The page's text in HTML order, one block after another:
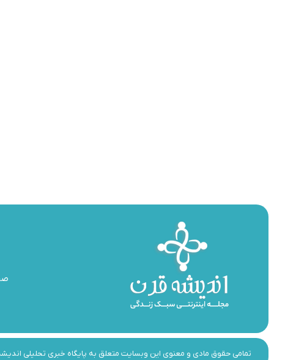
تمامی حقوق مادی و معنوی این وبسایت متعلق به پایگاه خبری تحلیلی